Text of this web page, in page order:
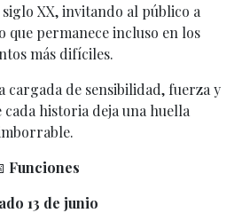
XX, invitando al público a
que permanece incluso en los
más difíciles.
cargada de sensibilidad, fuerza y
historia deja una huella
Funciones
13 de junio